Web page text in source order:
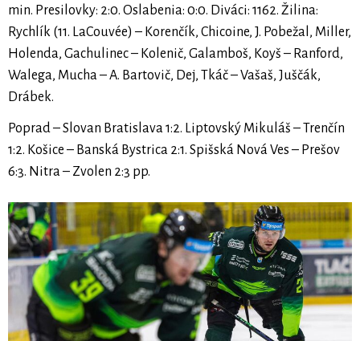
min. Presilovky: 2:0. Oslabenia: 0:0. Diváci: 1162. Žilina:
Rychlík (11. LaCouvée) – Korenčík, Chicoine, J. Pobežal, Miller,
Holenda, Gachulinec – Kolenič, Galamboš, Koyš – Ranford,
Walega, Mucha – A. Bartovič, Dej, Tkáč – Vašaš, Juščák,
Drábek.
Poprad – Slovan Bratislava 1:2. Liptovský Mikuláš – Trenčín
1:2. Košice – Banská Bystrica 2:1. Spišská Nová Ves – Prešov
6:3. Nitra – Zvolen 2:3 pp.